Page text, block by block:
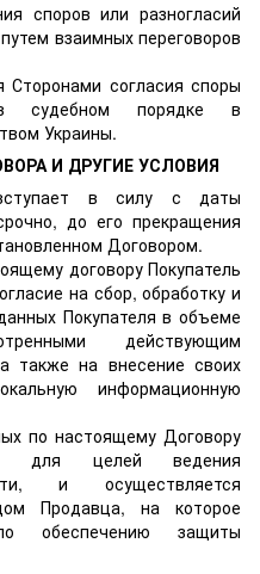
споров или разногласий
взаимных переговоров
согласия споры
в судебном порядке в
Украины.
И ДРУГИЕ УСЛОВИЯ
в силу с даты
до его прекращения
Договором.
договору Покупатель
на сбор, обработку и
Покупателя в объеме
действующим
также на внесение своих
информационную
по настоящему Договору
для целей ведения
и осуществляется
Продавца, на которое
обеспечению защиты